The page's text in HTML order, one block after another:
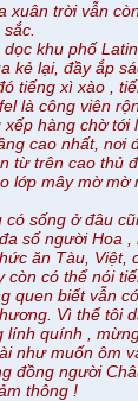
xuân trời vẫn
khu phố
kẻ lại, đầy ắp
tiếng xì xào ,
là công viên
hàng chờ tới
cao nhất, nơi
từ trên cao thủ
lớp mây mờ mờ
có sống ở đâu
số người Hoa
ăn Tàu, Việt,
còn có thể nói
quen biết vẫn
Vì thế tôi
lính quính ,
như muốn ôm
đồng người
thông !